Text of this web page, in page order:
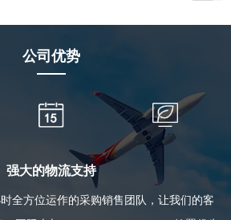
公司优势
强大的物流支持
全方位运作的采购销售团队，让我们的客